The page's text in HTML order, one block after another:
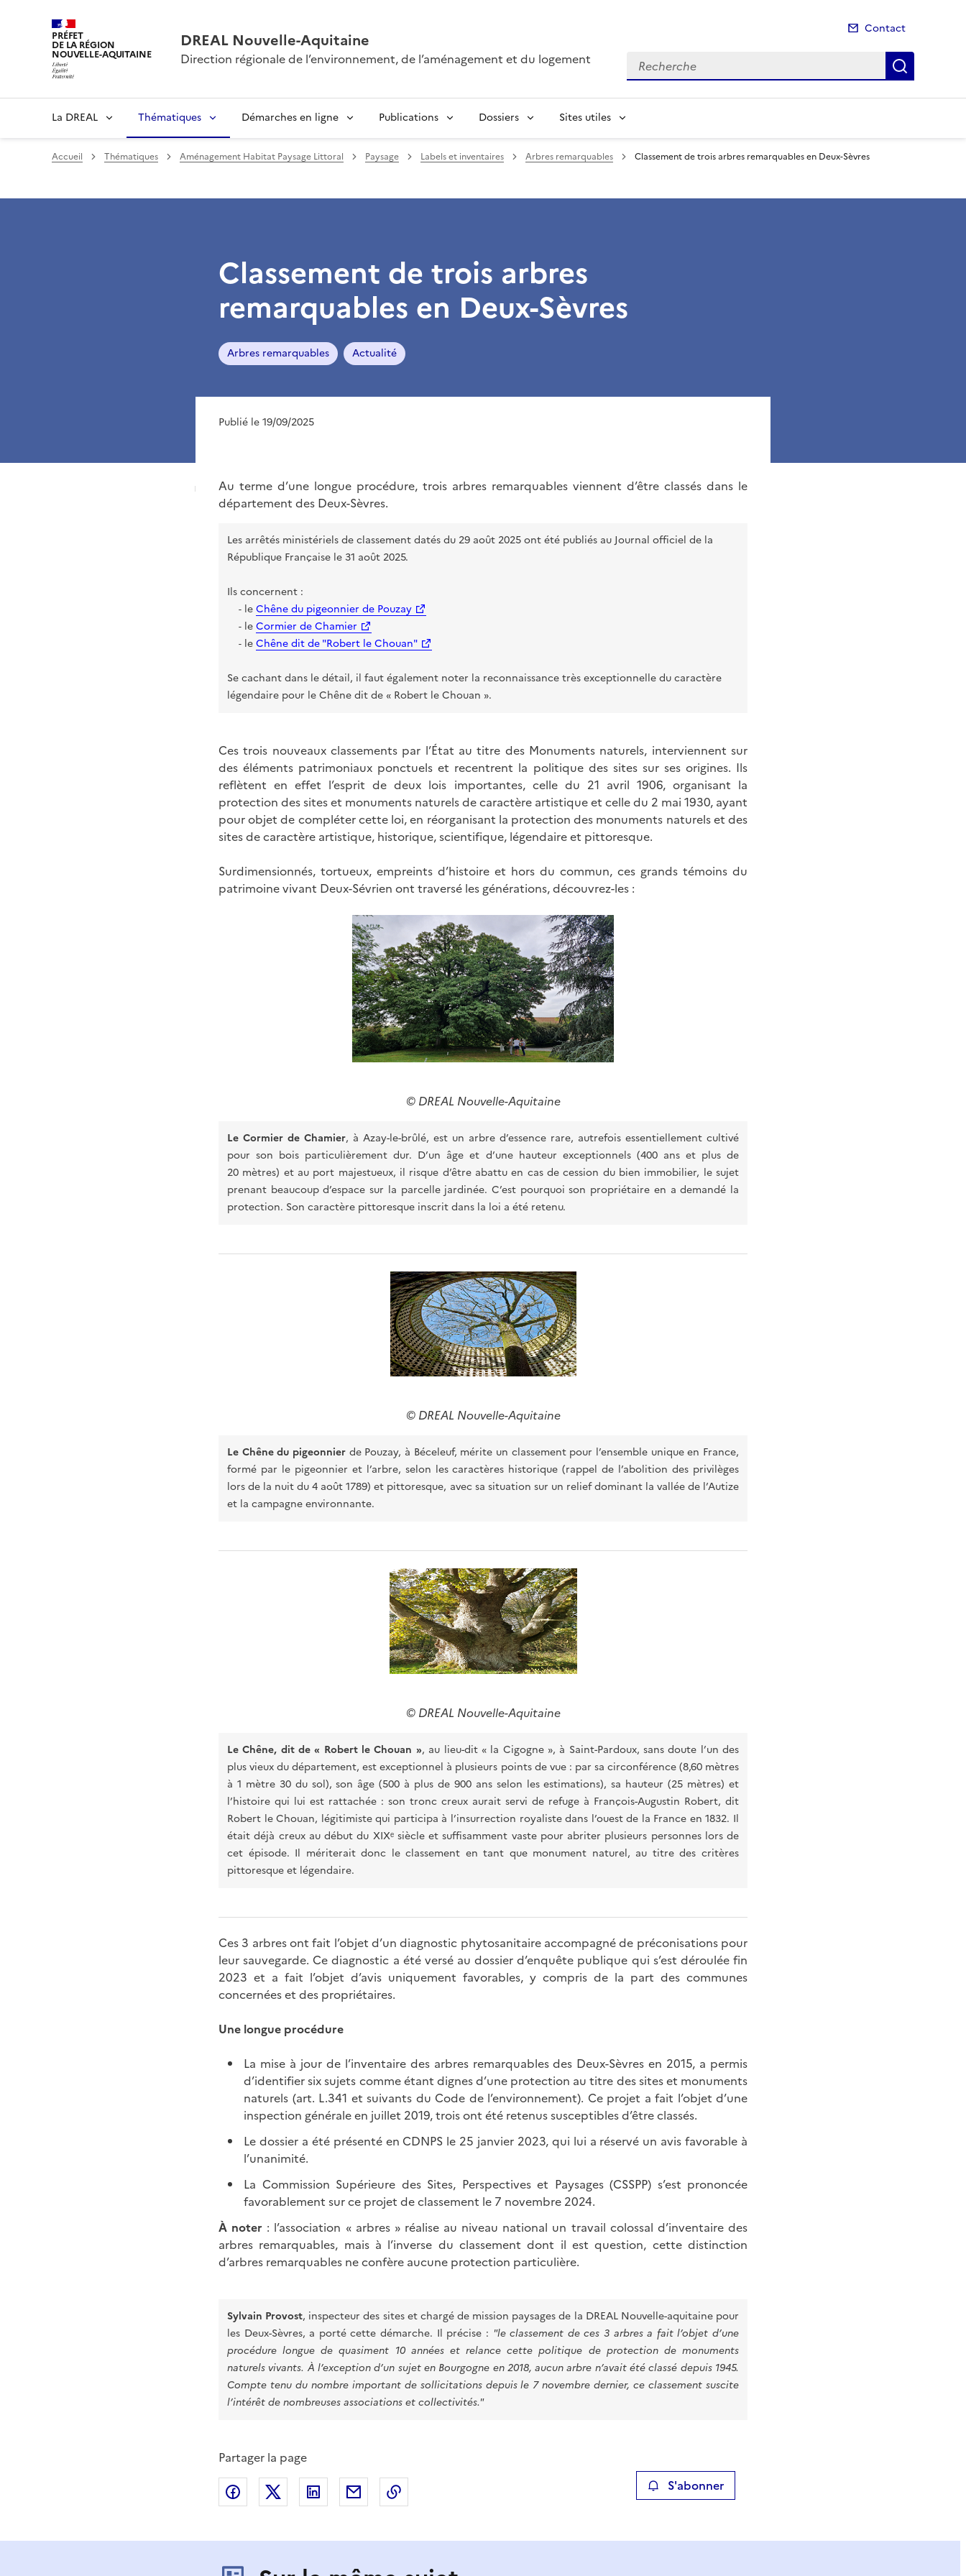
PRÉFET
DE LA RÉGION
NOUVELLE-AQUITAINE
DREAL Nouvelle-Aquitaine
Direction régionale de l’environnement, de l’aménagement et du logement
Contact
Recherche
La DREAL Thématiques Démarches en ligne Publications Dossiers Sites utiles
Accueil Thématiques Aménagement Habitat Paysage Littoral Paysage Labels et inventaires Arbres remarquables Classement de trois arbres remarquables en Deux-Sèvres
Classement de trois arbres
remarquables en Deux-Sèvres
Arbres remarquables Actualité
Publié le 19/09/2025
Au terme d’une longue procédure, trois arbres remarquables viennent d’être classés dans le
département des Deux-Sèvres.
Les arrêtés ministériels de classement datés du 29 août 2025 ont été publiés au Journal officiel de la
République Française le 31 août 2025.
Ils concernent :
-leChêne du pigeonnier de Pouzay
-leCormier de Chamier
-leChêne dit de "Robert le Chouan"
Se cachant dans le détail, il faut également noter la reconnaissance très exceptionnelle du caractère
légendaire pour le Chêne dit de « Robert le Chouan ».
Ces trois nouveaux classements par l’État au titre des Monuments naturels, interviennent sur
des éléments patrimoniaux ponctuels et recentrent la politique des sites sur ses origines. Ils
reflètent en effet l’esprit de deux lois importantes, celle du 21 avril 1906, organisant la
protection des sites et monuments naturels de caractère artistique et celle du 2 mai 1930, ayant
pour objet de compléter cette loi, en réorganisant la protection des monuments naturels et des
sites de caractère artistique, historique, scientifique, légendaire et pittoresque.
Surdimensionnés, tortueux, empreints d’histoire et hors du commun, ces grands témoins du
patrimoine vivant Deux-Sévrien ont traversé les générations, découvrez-les :
© DREAL Nouvelle-Aquitaine
Le Cormier de Chamier, à Azay-le-brûlé, est un arbre d’essence rare, autrefois essentiellement cultivé
pour son bois particulièrement dur. D’un âge et d’une hauteur exceptionnels (400 ans et plus de
20 mètres) et au port majestueux, il risque d’être abattu en cas de cession du bien immobilier, le sujet
prenant beaucoup d’espace sur la parcelle jardinée. C’est pourquoi son propriétaire en a demandé la
protection. Son caractère pittoresque inscrit dans la loi a été retenu.
© DREAL Nouvelle-Aquitaine
Le Chêne du pigeonnier de Pouzay, à Béceleuf, mérite un classement pour l’ensemble unique en France,
formé par le pigeonnier et l’arbre, selon les caractères historique (rappel de l’abolition des privilèges
lors de la nuit du 4 août 1789) et pittoresque, avec sa situation sur un relief dominant la vallée de l’Autize
et la campagne environnante.
© DREAL Nouvelle-Aquitaine
Le Chêne, dit de « Robert le Chouan », au lieu-dit « la Cigogne », à Saint-Pardoux, sans doute l’un des
plus vieux du département, est exceptionnel à plusieurs points de vue : par sa circonférence (8,60 mètres
à 1 mètre 30 du sol), son âge (500 à plus de 900 ans selon les estimations), sa hauteur (25 mètres) et
l’histoire qui lui est rattachée : son tronc creux aurait servi de refuge à François-Augustin Robert, dit
Robert le Chouan, légitimiste qui participa à l’insurrection royaliste dans l’ouest de la France en 1832. Il
était déjà creux au début du XIXᵉ siècle et suffisamment vaste pour abriter plusieurs personnes lors de
cet épisode. Il mériterait donc le classement en tant que monument naturel, au titre des critères
pittoresque et légendaire.
Ces 3 arbres ont fait l’objet d’un diagnostic phytosanitaire accompagné de préconisations pour
leur sauvegarde. Ce diagnostic a été versé au dossier d’enquête publique qui s’est déroulée fin
2023 et a fait l’objet d’avis uniquement favorables, y compris de la part des communes
concernées et des propriétaires.
Une longue procédure
La mise à jour de l’inventaire des arbres remarquables des Deux-Sèvres en 2015, a permis
d’identifier six sujets comme étant dignes d’une protection au titre des sites et monuments
naturels (art. L.341 et suivants du Code de l’environnement). Ce projet a fait l’objet d’une
inspection générale en juillet 2019, trois ont été retenus susceptibles d’être classés.
Le dossier a été présenté en CDNPS le 25 janvier 2023, qui lui a réservé un avis favorable à
l’unanimité.
La Commission Supérieure des Sites, Perspectives et Paysages (CSSPP) s’est prononcée
favorablement sur ce projet de classement le 7 novembre 2024.
À noter : l’association « arbres » réalise au niveau national un travail colossal d’inventaire des
arbres remarquables, mais à l’inverse du classement dont il est question, cette distinction
d’arbres remarquables ne confère aucune protection particulière.
Sylvain Provost, inspecteur des sites et chargé de mission paysages de la DREAL Nouvelle-aquitaine pour
les Deux-Sèvres, a porté cette démarche. Il précise : "le classement de ces 3 arbres a fait l’objet d’une
procédure longue de quasiment 10 années et relance cette politique de protection de monuments
naturels vivants. À l’exception d’un sujet en Bourgogne en 2018, aucun arbre n’avait été classé depuis 1945.
Compte tenu du nombre important de sollicitations depuis le 7 novembre dernier, ce classement suscite
l’intérêt de nombreuses associations et collectivités."
Partager la page
Partager sur Facebook
Partager sur XPartager sur LinkedIn
Partager par emailCopier le lien de la page dans le presse-papier S'abonner